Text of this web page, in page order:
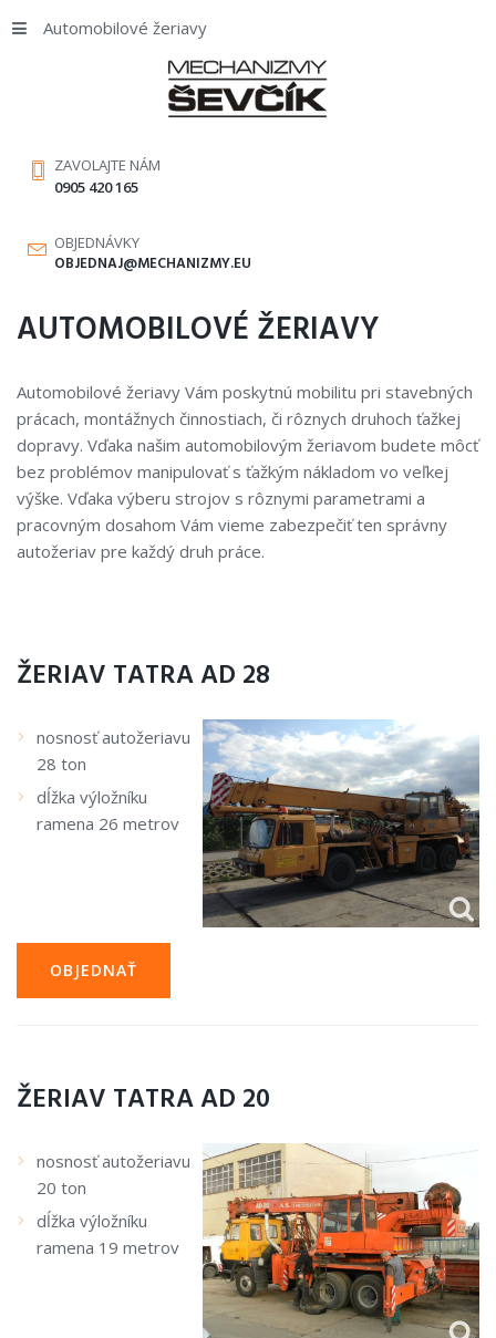
ZAVOLAJTE NÁM
0905 420 165
OBJEDNÁVKY
OBJEDNAJ@MECHANIZMY.EU
Automobilové žeriavy
AUTOMOBILOVÉ ŽERIAVY
Automobilové žeriavy Vám poskytnú mobilitu pri stavebných
prácach, montážnych činnostiach, či rôznych druhoch ťažkej
dopravy. Vďaka našim automobilovým žeriavom budete môcť
bez problémov manipulovať s ťažkým nákladom vo veľkej
výške. Vďaka výberu strojov s rôznymi parametrami a
pracovným dosahom Vám vieme zabezpečiť ten správny
autožeriav pre každý druh práce.
ŽERIAV TATRA AD 28
nosnosť autožeriavu
28 ton
dĺžka výložníku
ramena 26 metrov
OBJEDNAŤ
ŽERIAV TATRA AD 20
nosnosť autožeriavu
20 ton
dĺžka výložníku
ramena 19 metrov